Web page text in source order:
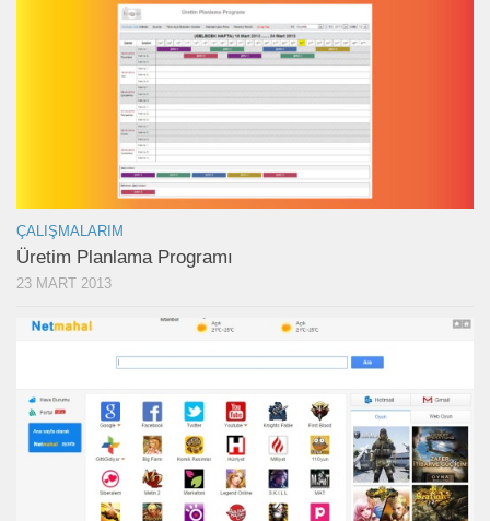
ÇALIŞMALARIM
Üretim Planlama Programı
23 MART 2013